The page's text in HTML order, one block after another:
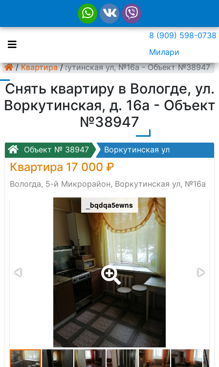
8 (909) 598-0738
Милари
/ Квартира /
Воркутинская ул, №16а - Объект №38947
Снять квартиру в Вологде, ул.
Воркутинская, д. 16а - Объект
№38947
Объект № 38947 Воркутинская ул
Квартира 17 000 ₽
Вологда, 5-й Микрорайон, Воркутинская ул, №16а
_bqdqa5ewns